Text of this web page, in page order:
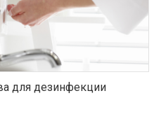
для дезинфекции